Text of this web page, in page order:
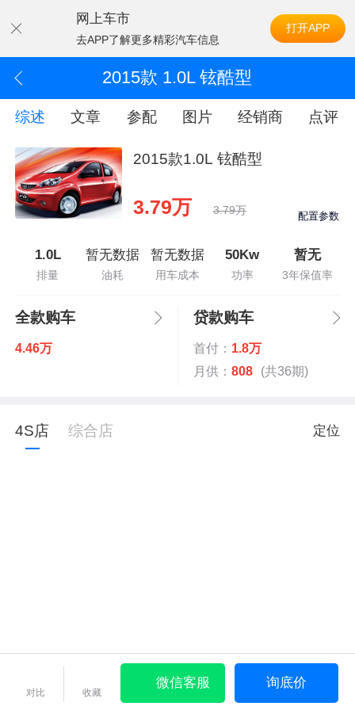
网上车市
去APP了解更多精彩汽车信息
打开APP
2015款 1.0L 铉酷型
综述 文章 参配 图片 经销商 点评
2015款1.0L 铉酷型
3.79万 3.79万 配置参数
1.0L
排量
暂无数据
油耗
暂无数据
用车成本
50Kw
功率
暂无
3年保值率
全款购车
4.46万
贷款购车
首付： 1.8万
月供： 808 (共36期)
4S店 综合店 定位
对比 收藏
微信客服 询底价